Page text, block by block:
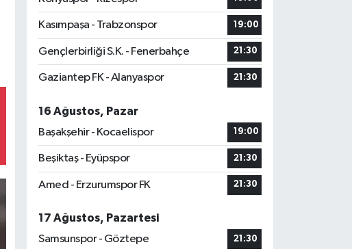
Kasımpaşa - Trabzonspor 19:00
Gençlerbirliği S.K. - Fenerbahçe 21:30
Gaziantep FK - Alanyaspor 21:30
16 Ağustos, Pazar
Başakşehir - Kocaelispor
19:00
Beşiktaş - Eyüpspor 21:30
Amed - Erzurumspor FK 21:30
17 Ağustos, Pazartesi
Samsunspor - Göztepe
21:30